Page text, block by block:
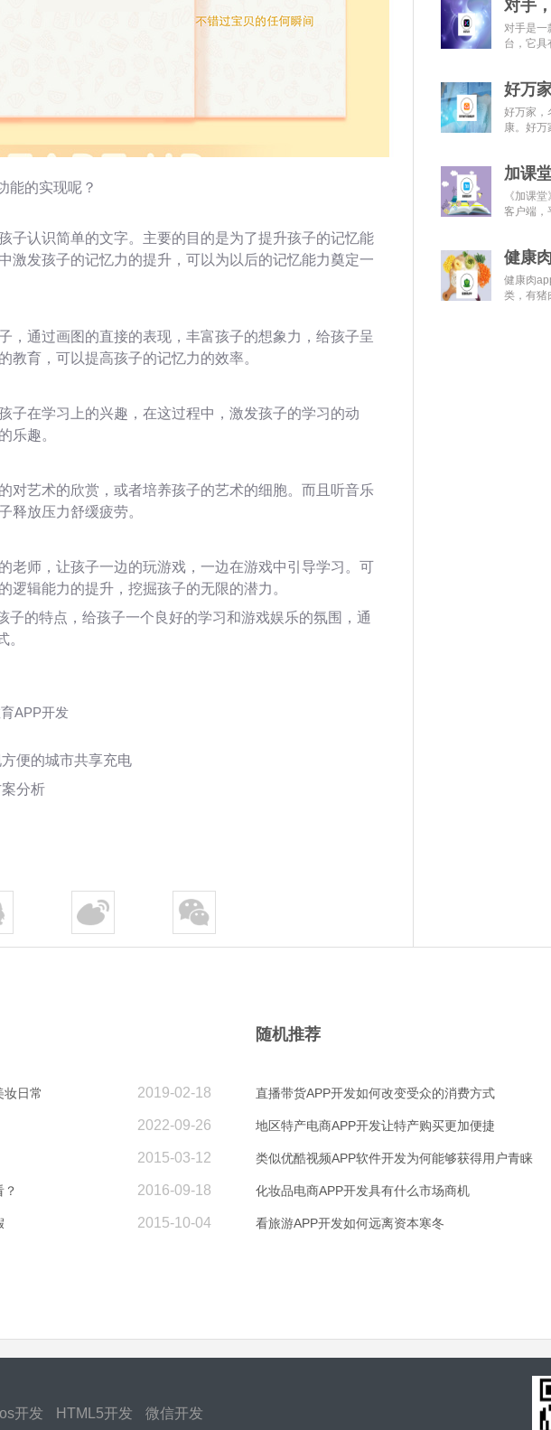
能的实现呢？
子认识简单的文字。主要的目的是为了提升孩子的记忆能
激发孩子的记忆力的提升，可以为以后的记忆能力奠定一
，通过画图的直接的表现，丰富孩子的想象力，给孩子呈
教育，可以提高孩子的记忆力的效率。
子在学习上的兴趣，在这过程中，激发孩子的学习的动
乐趣。
对艺术的欣赏，或者培养孩子的艺术的细胞。而且听音乐
释放压力舒缓疲劳。
老师，让孩子一边的玩游戏，一边在游戏中引导学习。可
逻辑能力的提升，挖掘孩子的无限的潜力。
子的特点，给孩子一个良好的学习和游戏娱乐的氛围，通
。
APP开发
便的城市共享充电
分析
对手是一
台，它具
好万家，
康。好万
《加课
客户端，
健康肉
类，有猪
2019-02-18
妆日常
2022-09-26
2015-03-12
2016-09-18
2015-10-04
随机推荐
直播带货APP开发如何改变受众的消费方式
地区特产电商APP开发让特产购买更加便捷
类似优酷视频APP软件开发为何能够获得用户青睐
化妆品电商APP开发具有什么市场商机
看旅游APP开发如何远离资本寒冬
Ios开发 HTML5开发 微信开发